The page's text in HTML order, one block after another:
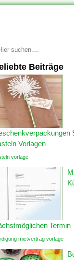
Beiträge
Vorlagen
vorlage
Termin
mietvertrag vorlage